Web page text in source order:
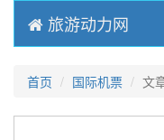
旅游动力网
首页 国际机票 文